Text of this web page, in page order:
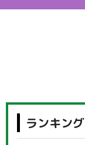
ランキング